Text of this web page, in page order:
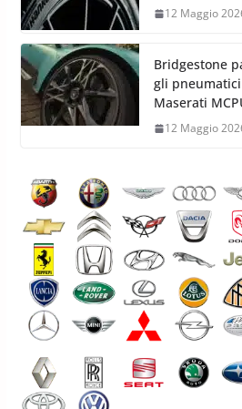
12 Maggio
Bridgestone
gli
Maserati
12 Maggio